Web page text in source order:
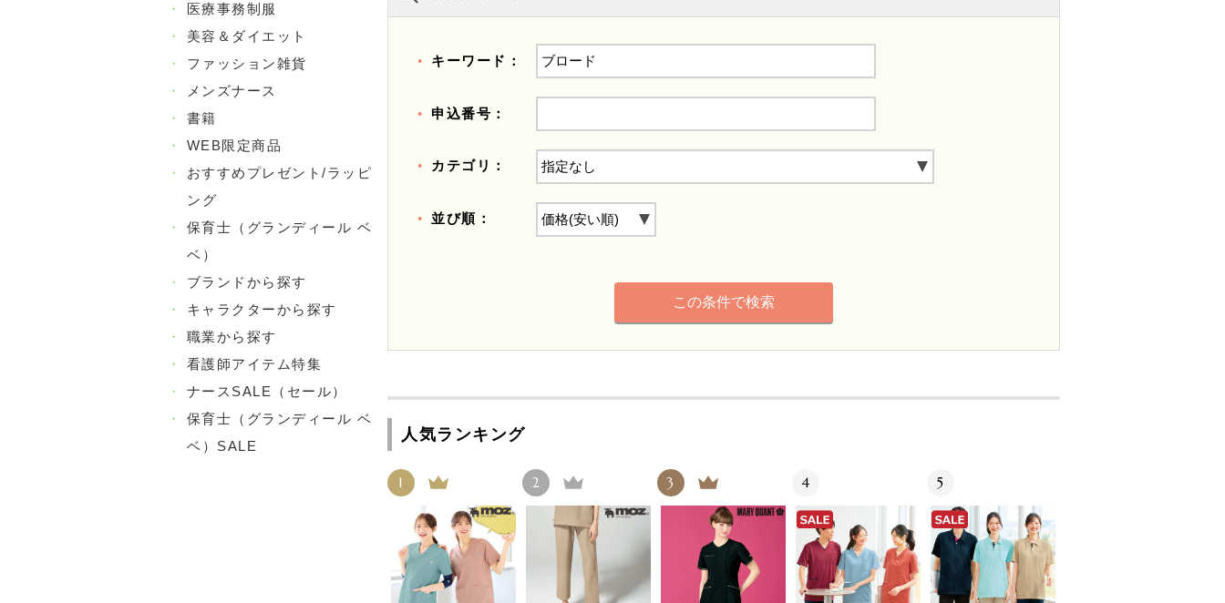
・
医療事務制服
・
美容＆ダイエット
・
ファッション雑貨
・
メンズナース
・
書籍
・
WEB限定商品
・
おすすめプレゼント/ラッピ
ング
・
保育士（グランディール ベ
ベ）
・
ブランドから探す
・
キャラクターから探す
・
職業から探す
・
看護師アイテム特集
・
ナースSALE（セール）
・
保育士（グランディール ベ
ベ）SALE
キーワード：
申込番号：
カテゴリ：
並び順：
人気ランキング
1 2 3 4 5